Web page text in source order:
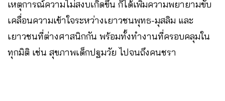
เหตุการณ์ความไม่สงบเกิดขึ้น ก็ได้เพิ่มความพยายามขับ
เคลื่อนความเข้าใจระหว่างเยาวชนพุทธ-มุสลิม และ
เยาวชนที่ต่างศาสนิกกัน พร้อมทั้งทำงานที่ครอบคลุมใน
ทุกมิติ เช่น สุขภาพเด็กปฐมวัย ไปจนถึงคนชรา